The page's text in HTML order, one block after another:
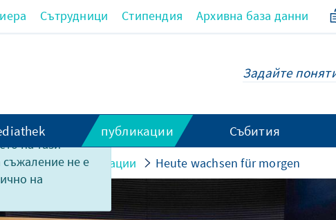
на тази
съжаление не е
на
Сътрудници Стипендия Архивна база данни
публикации Събития
и документации Heute wachsen für morgen